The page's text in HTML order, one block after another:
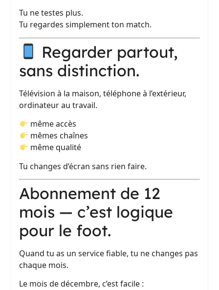
Tu ne testes plus.
Tu regardes simplement ton match.
Regarder partout,
sans distinction.
Télévision à la maison, téléphone à l’extérieur,
ordinateur au travail.
même accès
mêmes chaînes
même qualité
Tu changes d’écran sans rien faire.
Abonnement de 12
mois — c’est logique
pour le foot.
Quand tu as un service fiable, tu ne changes pas
chaque mois.
Le mois de décembre, c’est facile :